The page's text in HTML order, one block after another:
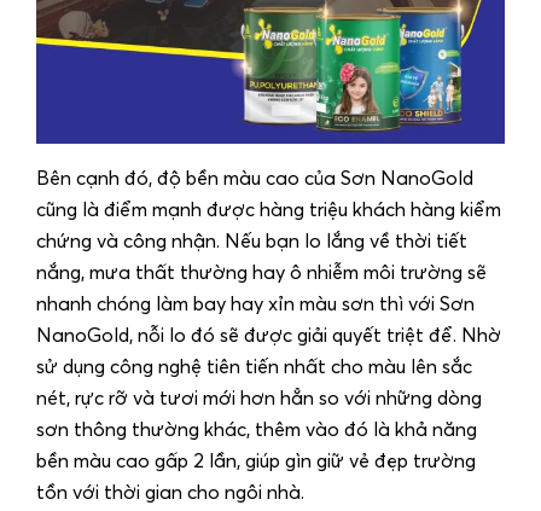
Bên cạnh đó, độ bền màu cao của Sơn NanoGold
cũng là điểm mạnh được hàng triệu khách hàng kiểm
chứng và công nhận. Nếu bạn lo lắng về thời tiết
nắng, mưa thất thường hay ô nhiễm môi trường sẽ
nhanh chóng làm bay hay xỉn màu sơn thì với Sơn
NanoGold, nỗi lo đó sẽ được giải quyết triệt để. Nhờ
sử dụng công nghệ tiên tiến nhất cho màu lên sắc
nét, rực rỡ và tươi mới hơn hẳn so với những dòng
sơn thông thường khác, thêm vào đó là khả năng
bền màu cao gấp 2 lần, giúp gìn giữ vẻ đẹp trường
tồn với thời gian cho ngôi nhà.